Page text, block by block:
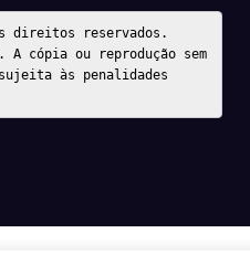
direitos reservados.
cópia ou reprodução sem
às penalidades